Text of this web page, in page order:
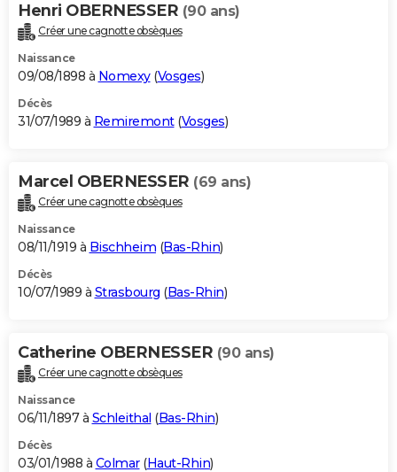
Henri OBERNESSER (90 ans)
Créer une cagnotte obsèques
Naissance
09/08/1898 à Nomexy(Vosges)
Décès
31/07/1989 à Remiremont(Vosges)
Marcel OBERNESSER (69 ans)
Créer une cagnotte obsèques
Naissance
08/11/1919 à Bischheim (Bas-Rhin)
Décès
10/07/1989 à Strasbourg (Bas-Rhin)
Catherine OBERNESSER (90 ans)
Créer une cagnotte obsèques
Naissance
06/11/1897 à Schleithal (Bas-Rhin)
Décès
03/01/1988 à Colmar(Haut-Rhin)